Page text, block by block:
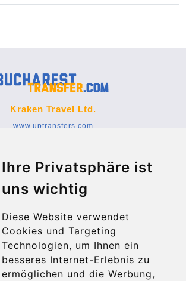
Ihre Privatsphäre ist
uns wichtig
Diese Website verwendet
Cookies und Targeting
Technologien, um Ihnen ein
besseres Internet-Erlebnis zu
ermöglichen und die Werbung,
Kraken Travel Ltd.
www.uptransfers.com
Hoylake, CH47 5AA, UK
Company number: 07800530
More
Blog
Update cookies preferences